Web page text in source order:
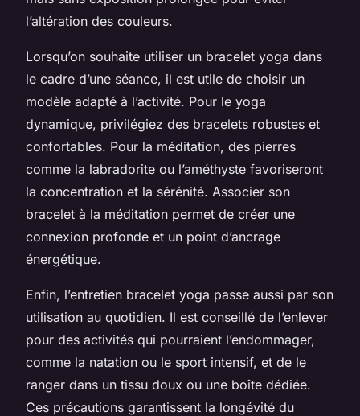
l’altération des couleurs.
Lorsqu’on souhaite utiliser un bracelet yoga dans
le cadre d’une séance, il est utile de choisir un
modèle adapté à l’activité. Pour le yoga
dynamique, privilégiez des bracelets robustes et
confortables. Pour la méditation, des pierres
comme la labradorite ou l’améthyste favoriseront
la concentration et la sérénité. Associer son
bracelet à la méditation permet de créer une
connexion profonde et un point d’ancrage
énergétique.
Enfin, l’entretien bracelet yoga passe aussi par son
utilisation au quotidien. Il est conseillé de l’enlever
pour des activités qui pourraient l’endommager,
comme la natation ou le sport intensif, et de le
ranger dans un tissu doux ou une boîte dédiée.
Ces précautions garantissent la longévité du